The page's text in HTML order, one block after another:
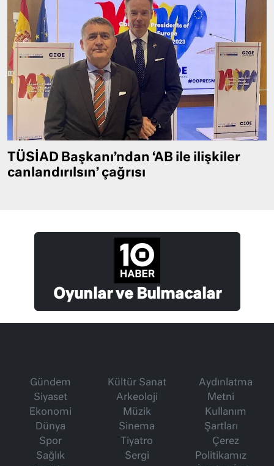
TÜSİAD Başkanı’ndan ‘AB ile ilişkiler
canlandırılsın’ çağrısı
Oyunlar ve Bulmacalar
Gündem
Siyaset
Ekonomi
Dünya
Spor
Sağlık
Kültür Sanat
Arkeoloji
Müzik
Sinema
Tiyatro
Sergi
Aydınlatma
Metni
Kullanım
Şartları
Çerez
Politikamız